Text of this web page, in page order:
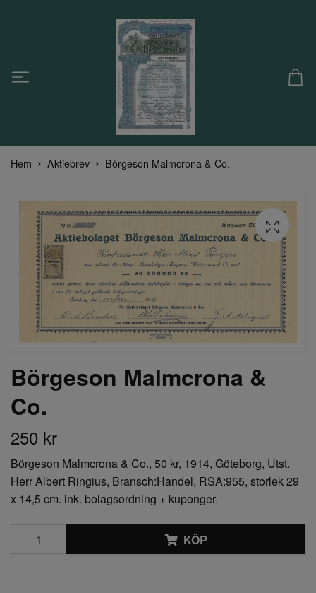
Hem Aktiebrev Börgeson Malmcrona & Co.
Börgeson Malmcrona &
Co.
250 kr
Börgeson Malmcrona & Co., 50 kr, 1914, Göteborg, Utst.
Herr Albert Ringius, Bransch:Handel, RSA:955, storlek 29
x 14,5 cm. ink. bolagsordning + kuponger.
KÖP